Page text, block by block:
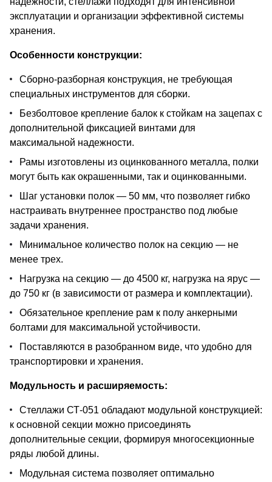
эксплуатации и организации эффективной системы
хранения.
Особенности конструкции:
Сборно-разборная конструкция, не требующая
специальных инструментов для сборки.
Безболтовое крепление балок к стойкам на зацепах с
дополнительной фиксацией винтами для
максимальной надежности.
Рамы изготовлены из оцинкованного металла, полки
могут быть как окрашенными, так и оцинкованными.
Шаг установки полок — 50 мм, что позволяет гибко
настраивать внутреннее пространство под любые
задачи хранения.
Минимальное количество полок на секцию — не
менее трех.
Нагрузка на секцию — до 4500 кг, нагрузка на ярус —
до 750 кг (в зависимости от размера и комплектации).
Обязательное крепление рам к полу анкерными
болтами для максимальной устойчивости.
Поставляются в разобранном виде, что удобно для
транспортировки и хранения.
Модульность и расширяемость:
Стеллажи СТ-051 обладают модульной конструкцией:
к основной секции можно присоединять
дополнительные секции, формируя многосекционные
ряды любой длины.
Модульная система позволяет оптимально